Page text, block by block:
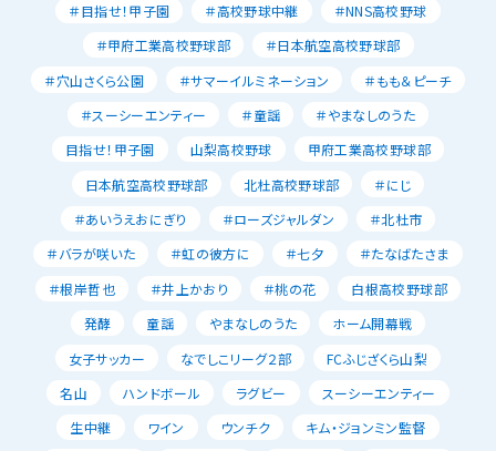
＃目指せ！甲子園
＃高校野球中継
＃NNS高校野球
＃甲府工業高校野球部
＃日本航空高校野球部
＃穴山さくら公園
＃サマーイルミネーション
＃もも＆ピーチ
＃スーシーエンティー
＃童謡
＃やまなしのうた
目指せ！甲子園
山梨高校野球
甲府工業高校野球部
日本航空高校野球部
北杜高校野球部
＃にじ
＃あいうえおにぎり
＃ローズジャルダン
＃北杜市
＃バラが咲いた
＃虹の彼方に ＃七夕
＃たなばたさま
＃根岸哲也
＃井上かおり ＃桃の花
白根高校野球部
発酵
童謡 やまなしのうた
ホーム開幕戦
女子サッカー
なでしこリーグ２部
FCふじざくら山梨
名山
ハンドボール ラグビー
スーシーエンティー
生中継
ワイン ウンチク
キム・ジョンミン監督